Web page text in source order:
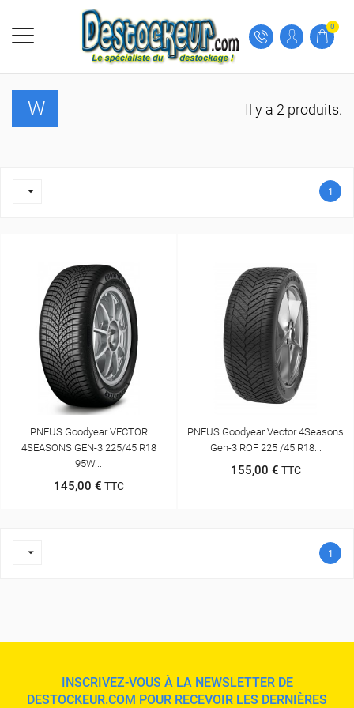
0
W Il y a 2 produits.
 1
PNEUS Goodyear VECTOR
4SEASONS GEN-3 225/45 R18
95W...
145,00 € TTC
PNEUS Goodyear Vector 4Seasons
Gen-3 ROF 225 /45 R18...
155,00 € TTC
 1
INSCRIVEZ-VOUS À LA NEWSLETTER DE
DESTOCKEUR.COM POUR RECEVOIR LES DERNIÈRES